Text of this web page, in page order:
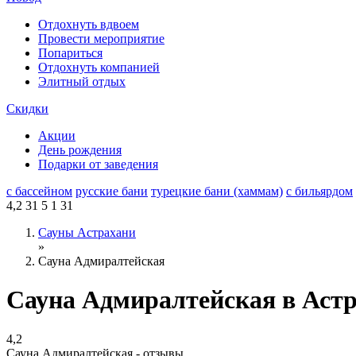
Отдохнуть вдвоем
Провести мероприятие
Попариться
Отдохнуть компанией
Элитный отдых
Скидки
Акции
День рождения
Подарки от заведения
с бассейном русские бани турецкие бани (хаммам) с бильярдом
4,2 31 5 1 31
Сауны Астрахани
»
Сауна Адмиралтейская
Сауна Адмиралтейская в
4,2
Сауна Адмиралтейская - отзывы